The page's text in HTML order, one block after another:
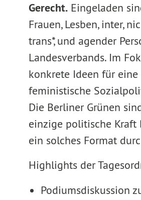
Gerecht.Eingeladen
Frauen, Lesben, inter,
trans*, und agender
Landesverbands. Im
konkrete Ideen für eine
feministische
Die Berliner Grünen
einzige politische Kraft
ein solches Format
Highlights der
Podiumsdiskussion